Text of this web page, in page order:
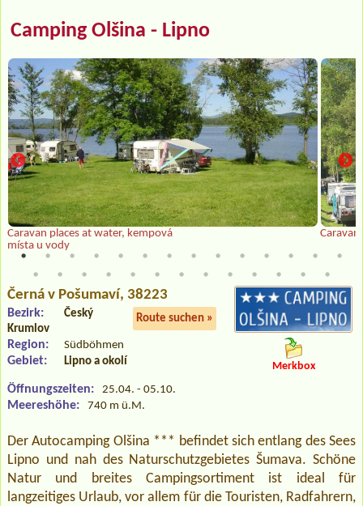
Camping Olšina - Lipno
Caravan places at water, kempová
místa u vody
Caravan
Černá v Pošumaví, 38223
Route suchen »
Bezirk:
Český
Krumlov
Region: Südböhmen
Gebiet: Lipno a okolí
Öffnungszeiten: 25.04. - 05.10.
Meereshöhe: 740 m ü.M.
Merkbox
Der Autocamping Olšina *** befindet sich entlang des Sees
Lipno und nah des Naturschutzgebietes Šumava. Schöne
Natur und breites Campingsortiment ist ideal für
langzeitiges Urlaub, vor allem für die Touristen, Radfahrern,